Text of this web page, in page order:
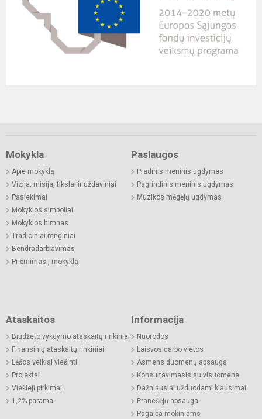
Mokykla
Apie mokyklą
Vizija, misija, tikslai ir uždaviniai
Pasiekimai
Mokyklos simboliai
Mokyklos himnas
Tradiciniai renginiai
Bendradarbiavimas
Priėmimas į mokyklą
Paslaugos
Pradinis meninis ugdymas
Pagrindinis meninis ugdymas
Muzikos mėgėjų ugdymas
Ataskaitos
Biudžeto vykdymo ataskaitų rinkiniai
Finansinių ataskaitų rinkiniai
Lėšos veiklai viešinti
Projektai
Viešieji pirkimai
1,2% parama
Informacija
Nuorodos
Laisvos darbo vietos
Asmens duomenų apsauga
Konsultavimasis su visuomene
Dažniausiai užduodami klausimai
Pranešėjų apsauga
Pagalba mokiniams